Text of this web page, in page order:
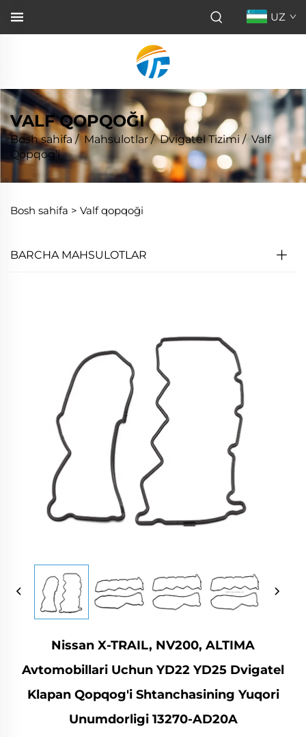
UZ
VALF QOPQOĞI
Bosh sahifa / Mahsulotlar/Dvigatel Tizimi/ Valf
Qopqog'i
Bosh sahifa > Valf qopqoği
BARCHA MAHSULOTLAR
Nissan X-TRAIL, NV200, ALTIMA
Avtomobillari Uchun YD22 YD25 Dvigatel
Klapan Qopqog'i Shtanchasining Yuqori
Unumdorligi 13270-AD20A